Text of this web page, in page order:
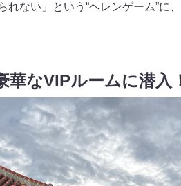
れない」という“ヘレンゲーム”に
華なVIPルームに潜入